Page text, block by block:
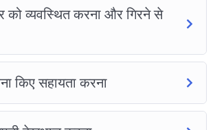
को व्यवस्थित करना और गिरने से
किए सहायता करना